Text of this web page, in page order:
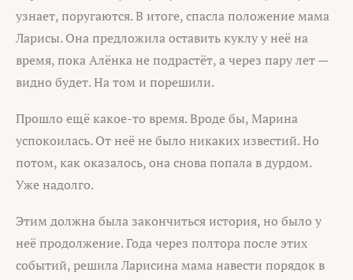
узнает, поругаются. В итоге, спасла положение мама
Ларисы. Она предложила оставить куклу у неё на
время, пока Алёнка не подрастёт, а через пару лет —
видно будет. На том и порешили.
Прошло ещё какое-то время. Вроде бы, Марина
успокоилась. От неё не было никаких известий. Но
потом, как оказалось, она снова попала в дурдом.
Уже надолго.
Этим должна была закончиться история, но было у
неё продолжение. Года через полтора после этих
событий, решила Ларисина мама навести порядок в